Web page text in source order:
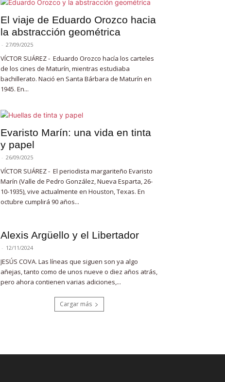
El viaje de Eduardo Orozco hacia
la abstracción geométrica
- 27/09/2025
VÍCTOR SUÁREZ - Eduardo Orozco hacía los carteles
de los cines de Maturín, mientras estudiaba
bachillerato. Nació en Santa Bárbara de Maturín en
1945. En...
Evaristo Marín: una vida en tinta
y papel
- 26/09/2025
VÍCTOR SUÁREZ - El periodista margariteño Evaristo
Marín (Valle de Pedro González, Nueva Esparta, 26-
10-1935), vive actualmente en Houston, Texas. En
octubre cumplirá 90 años...
Alexis Argüello y el Libertador
- 12/11/2024
JESÚS COVA. Las líneas que siguen son ya algo
añejas, tanto como de unos nueve o diez años atrás,
pero ahora contienen varias adiciones,...
Cargar más